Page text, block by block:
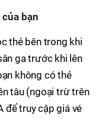
của bạn
thẻ bên trong khi
ga trước khi lên
không có thẻ
tàu (ngoại trừ trên
để truy cập giá vé